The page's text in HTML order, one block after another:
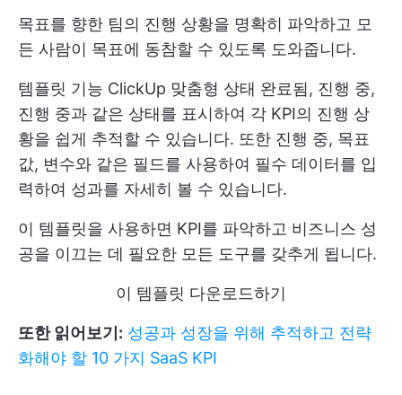
목표를 향한 팀의 진행 상황을 명확히 파악하고 모
든 사람이 목표에 동참할 수 있도록 도와줍니다.
템플릿 기능 ClickUp 맞춤형 상태 완료됨, 진행 중,
진행 중과 같은 상태를 표시하여 각 KPI의 진행 상
황을 쉽게 추적할 수 있습니다. 또한 진행 중, 목표
값, 변수와 같은 필드를 사용하여 필수 데이터를 입
력하여 성과를 자세히 볼 수 있습니다.
이 템플릿을 사용하면 KPI를 파악하고 비즈니스 성
공을 이끄는 데 필요한 모든 도구를 갖추게 됩니다.
이 템플릿 다운로드하기
또한 읽어보기: 성공과 성장을 위해 추적하고 전략
화해야 할 10 가지 SaaS KPI